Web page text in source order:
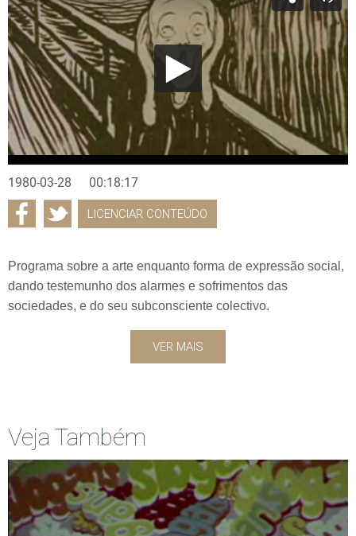
1980-03-28 00:18:17
LICENCIAR CONTEÚDO
Programa sobre a arte enquanto forma de expressão social,
dando testemunho dos alarmes e sofrimentos das
sociedades, e do seu subconsciente colectivo.
VER MAIS
Veja Também